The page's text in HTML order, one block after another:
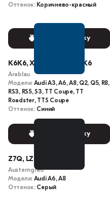
Оттенок: Коричнево-красный
Выбрать краску
K6K6, X5J, LX5J, L-X5J, K6
Arablau
Модели: Audi A3, A6, A8, Q2, Q5, R8,
RS3, RS5, S3, TT Coupe, TT
Roadster, TTS Coupe
Оттенок: Синий
Выбрать краску
Z7Q, LZ7Q, X1
Austerngrau
Модели: Audi A6, A8
Оттенок: Серый